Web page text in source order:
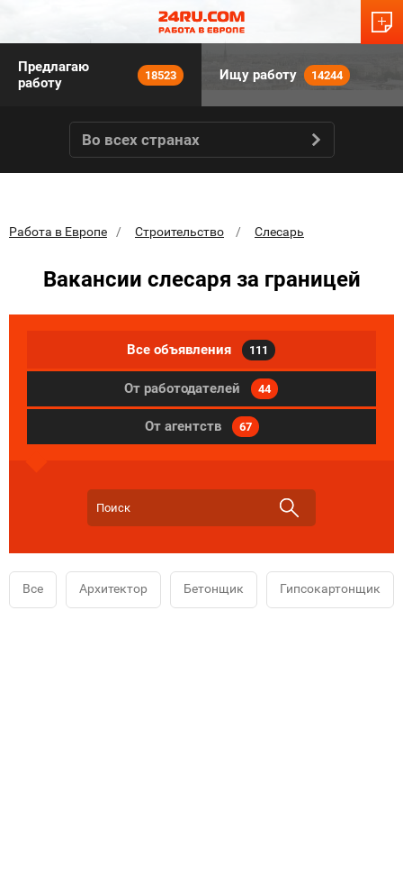
Предлагаю
работу
18523 Ищу работу 14244
Во всех странах
Работа в Европе Строительство Слесарь
Вакансии слесаря за границей
Все объявления 111
От работодателей 44
От агентств 67
Все Архитектор Бетонщик Гипсокартонщик